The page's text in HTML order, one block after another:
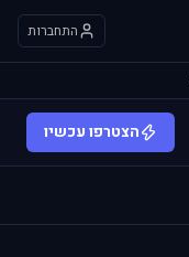
התחברות
הצטרפו עכשיו